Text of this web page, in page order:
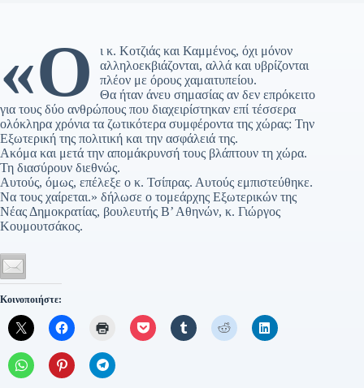
«Ο
ι κ. Κοτζιάς και Καμμένος, όχι μόνον
αλληλοεκβιάζονται, αλλά και υβρίζονται
πλέον με όρους χαμαιτυπείου.
Θα ήταν άνευ σημασίας αν δεν επρόκειτο
για τους δύο ανθρώπους που διαχειρίστηκαν επί τέσσερα
ολόκληρα χρόνια τα ζωτικότερα συμφέροντα της χώρας: Την
Εξωτερική της πολιτική και την ασφάλειά της.
Ακόμα και μετά την απομάκρυνσή τους βλάπτουν τη χώρα.
Τη διασύρουν διεθνώς.
Αυτούς, όμως, επέλεξε ο κ. Τσίπρας. Αυτούς εμπιστεύθηκε.
Να τους χαίρεται.» δήλωσε ο τομεάρχης Εξωτερικών της
Νέας Δημοκρατίας, βουλευτής Β’ Αθηνών, κ. Γιώργος
Κουμουτσάκος.
Κοινοποιήστε: